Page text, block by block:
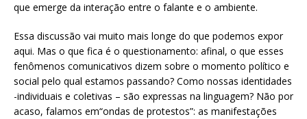
que emerge da interação entre o falante e o ambiente.
Essa discussão vai muito mais longe do que podemos expor
aqui. Mas o que fica é o questionamento: afinal, o que esses
fenômenos comunicativos dizem sobre o momento político e
social pelo qual estamos passando? Como nossas identidades
-individuais e coletivas – são expressas na linguagem? Não por
acaso, falamos em“ondas de protestos”: as manifestações